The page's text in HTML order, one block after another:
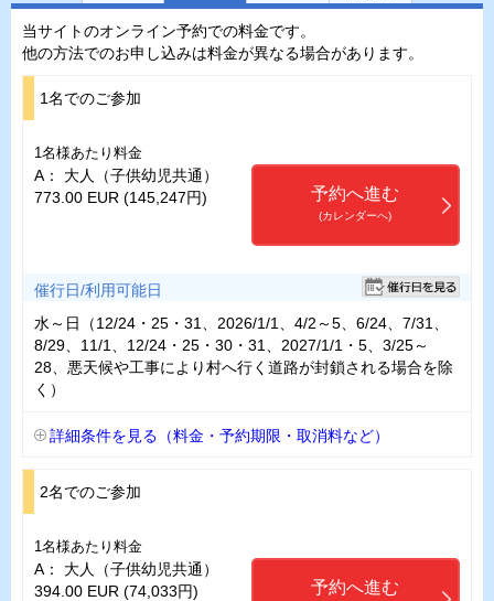
当サイトのオンライン予約での料金です。
他の方法でのお申し込みは料金が異なる場合があります。
1名でのご参加
1名様あたり料金
A： 大人（子供幼児共通）
773.00 EUR (145,247円)
予約へ進む
(カレンダーへ)
催行日/利用可能日
水～日（12/24・25・31、2026/1/1、4/2～5、6/24、7/31、
8/29、11/1、12/24・25・30・31、2027/1/1・5、3/25～
28、悪天候や工事により村へ行く道路が封鎖される場合を除
く）
詳細条件を見る（料金・予約期限・取消料など）
2名でのご参加
1名様あたり料金
A： 大人（子供幼児共通）
394.00 EUR (74,033円)
予約へ進む